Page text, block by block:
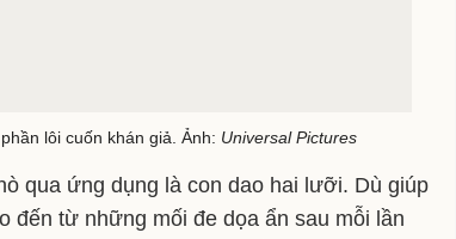
lôi cuốn khán giả. Ảnh: Universal Pictures
qua ứng dụng là con dao hai lưỡi. Dù giúp
đến từ những mối đe dọa ẩn sau mỗi lần